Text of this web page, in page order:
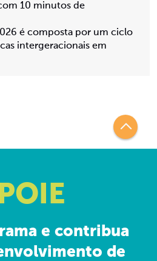
10 minutos de
é composta por um ciclo
intergeracionais em
e contribua
de